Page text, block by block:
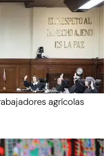
agrícolas